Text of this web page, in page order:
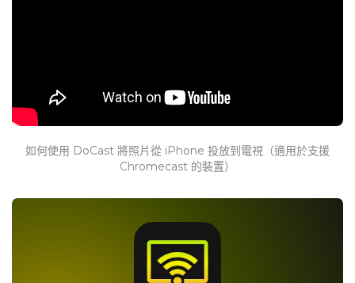
如何使用 DoCast 將照片從 iPhone 投放到電視（適用於支援
Chromecast 的裝置）